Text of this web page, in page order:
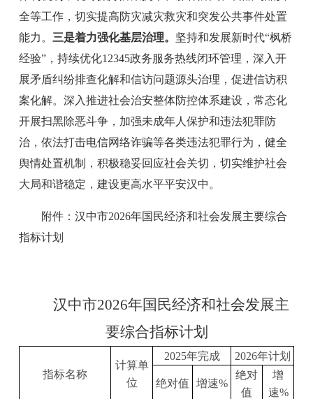
全等工作，切实提高防灾减灾救灾和突发公共事件处置
能力。 三是着力强化基层治理。 坚持和发展新时代“枫桥
经验” ，持续优化12345政务服务热线闭环管理，深入开
展矛盾纠纷排查化解和信访问题源头治理，促进信访积
案化解。深入推进社会治安整体防控体系建设，常态化
开展扫黑除恶斗争，加强未成年人保护和违法犯罪防
治，依法打击电信网络诈骗等各类违法犯罪行为，健全
舆情处置机制，积极稳妥回应社会关切，切实维护社会
大局和谐稳定，建设更高水平平安汉中。
附件：汉中市2026年国民经济和社会发展主要综合
指标计划
汉中市2026年国民经济和社会发展主
要综合指标计划
指标名称
计算单
位
2025年完成 2026年计划
绝对值 增速%
绝对
值
增
速%